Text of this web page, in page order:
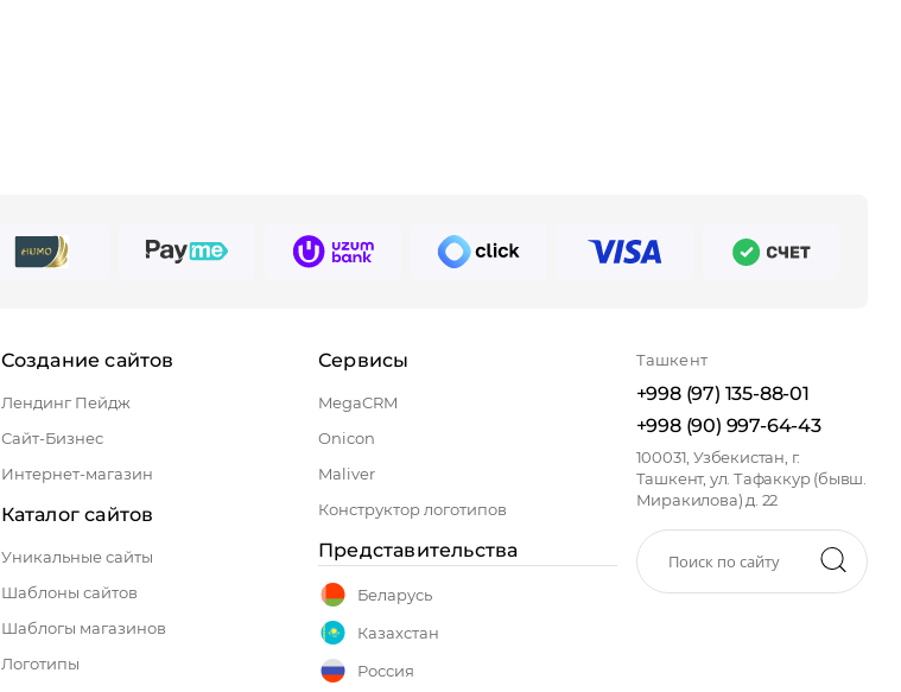
Создание сайтов
Лендинг Пейдж
Сайт-Бизнес
Интернет-магазин
Каталог сайтов
Уникальные сайты
Шаблоны сайтов
Шаблогы магазинов
Логотипы
Сервисы
MegaCRM
Onicon
Maliver
Конструктор логотипов
Представительства
Беларусь
Казахстан
Россия
Ташкент
+998 (97) 135-88-01
+998 (90) 997-64-43
100031, Узбекистан, г.
Ташкент, ул. Тафаккур (бывш.
Миракилова) д. 22